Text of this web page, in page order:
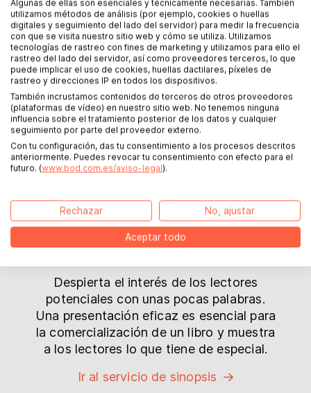
Diseño de maquetación
Tu libro tendrá un aspecto realmente
profesional con una composición
tipográfica perfectamente diseñada.
Nuestras maquetaciones no sólo son
bonitas, sino que también impresionan
con fuentes profesionales, detalles y
diseños típicos del género y una
Ir al diseño de maquetación
Sinopsis
Despierta el interés de los lectores
potenciales con unas pocas palabras.
Una presentación eficaz es esencial para
la comercialización de un libro y muestra
a los lectores lo que tiene de especial.
Ir al servicio de sinopsis
Algunas de ellas son esenciales y técnicamente necesarias. También
utilizamos métodos de análisis (por ejemplo, cookies o huellas
digitales y seguimiento del lado del servidor) para medir la frecuencia
con que se visita nuestro sitio web y cómo se utiliza. Utilizamos
tecnologías de rastreo con fines de marketing y utilizamos para ello el
rastreo del lado del servidor, así como proveedores terceros, lo que
puede implicar el uso de cookies, huellas dactilares, píxeles de
rastreo y direcciones IP en todos los dispositivos.
También incrustamos contenidos de terceros de otros proveedores
(plataformas de vídeo) en nuestro sitio web. No tenemos ninguna
influencia sobre el tratamiento posterior de los datos y cualquier
seguimiento por parte del proveedor externo.
Con tu configuración, das tu consentimiento a los procesos descritos
anteriormente. Puedes revocar tu consentimiento con efecto para el
futuro. (www.bod.com.es/aviso-legal).
Rechazar No, ajustar
Aceptar todo